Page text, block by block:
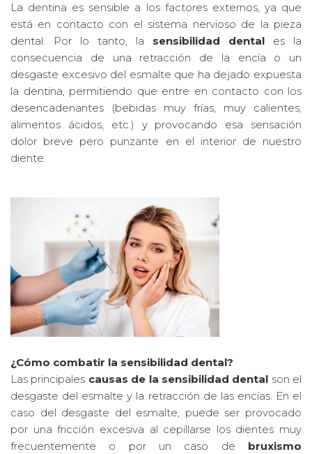
La dentina es sensible a los factores externos, ya que
está en contacto con el sistema nervioso de la pieza
dental. Por lo tanto, la sensibilidad dental es la
consecuencia de una retracción de la encía o un
desgaste excesivo del esmalte que ha dejado expuesta
la dentina, permitiendo que entre en contacto con los
desencadenantes (bebidas muy frías, muy calientes,
alimentos ácidos, etc.) y provocando esa sensación
dolor breve pero punzante en el interior de nuestro
diente.
¿Cómo combatir la sensibilidad dental?
Las principales causas de la sensibilidad dental son el
desgaste del esmalte y la retracción de las encías. En el
caso del desgaste del esmalte, puede ser provocado
por una fricción excesiva al cepillarse los dientes muy
frecuentemente o por un caso de bruxismo